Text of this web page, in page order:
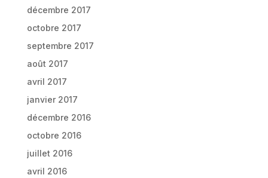
décembre 2017
octobre 2017
septembre 2017
août 2017
avril 2017
janvier 2017
décembre 2016
octobre 2016
juillet 2016
avril 2016